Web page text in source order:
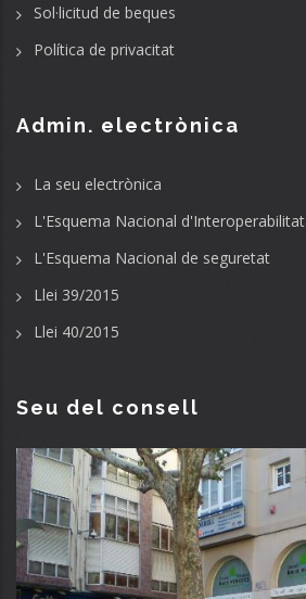
Sol·licitud de beques
Política de privacitat
Admin. electrònica
La seu electrònica
L'Esquema Nacional d'Interoperabilitat
L'Esquema Nacional de seguretat
Llei 39/2015
Llei 40/2015
Seu del consell